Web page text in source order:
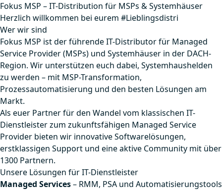
Fokus MSP – IT-Distribution für MSPs & Systemhäuser
Herzlich willkommen bei eurem #Lieblingsdistri
Wer wir sind
Fokus MSP ist der führende IT-Distributor für Managed
Service Provider (MSPs) und Systemhäuser in der DACH-
Region. Wir unterstützen euch dabei, Systemhaushelden
zu werden – mit MSP-Transformation,
Prozessautomatisierung und den besten Lösungen am
Markt.
Als euer Partner für den Wandel vom klassischen IT-
Dienstleister zum zukunftsfähigen Managed Service
Provider bieten wir innovative Softwarelösungen,
erstklassigen Support und eine aktive Community mit über
1300 Partnern.
Unsere Lösungen für IT-Dienstleister
Managed Services– RMM, PSA und Automatisierungstools